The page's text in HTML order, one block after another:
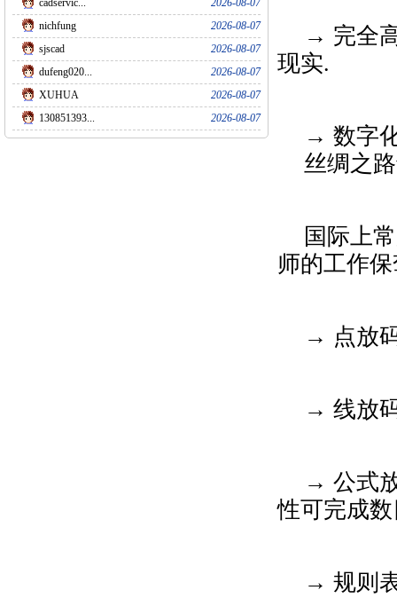
2026-08-07
cadservic...
2026-08-07
nichfung
2026-08-07
sjscad
2026-08-07
dufeng020...
2026-08-07
XUHUA
2026-08-07
130851393...
→ 完全
现实.
→ 数字
丝绸之
国际上
师的工作
→ 点放
→ 线放
→ 公式
性可完成
→ 规则